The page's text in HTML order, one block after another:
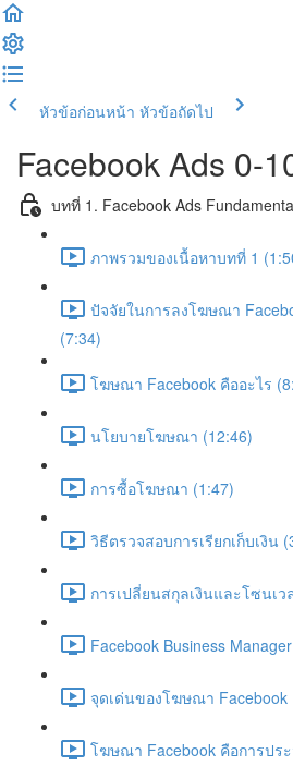
หัวข้อก่อนหน้า หัวข้อถัดไป
Facebook Ads 0-
บทที่ 1. Facebook Ads
ภาพรวมของเนื้อหาบทที่ 1
ปัจจัยในการลงโฆษณา
(7:34)
โฆษณา Facebook คืออะไร
นโยบายโฆษณา (12:46)
การซื้อโฆษณา (1:47)
วิธีตรวจสอบการเรียกเก็บเงิน
การเปลี่ยนสกุลเงินและโซนเว
Facebook Business
จุดเด่นของโฆษณา Facebook
โฆษณา Facebook คือการป